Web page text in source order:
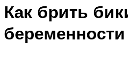
Как брить
беременности